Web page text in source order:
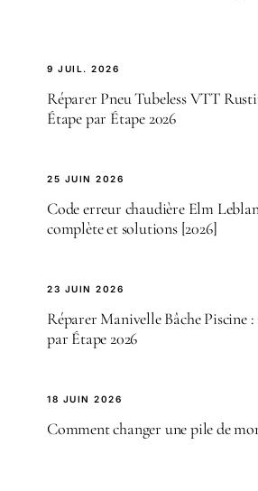
9 JUIL. 2026
Réparer Pneu Tubeless VTT
Étape par Étape 2026
25 JUIN 2026
Code erreur chaudière Elm
complète et solutions [2026]
23 JUIN 2026
Réparer Manivelle Bâche Piscine
par Étape 2026
18 JUIN 2026
Comment changer une pile de